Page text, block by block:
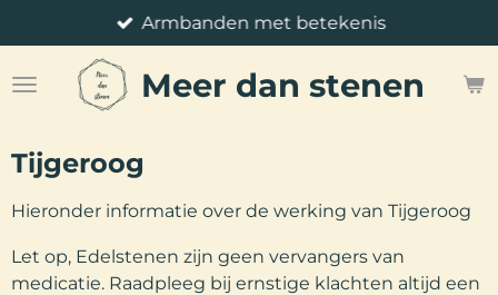
direct
naar
Meer dan stenen
Armbanden met betekenis
Tijgeroog
Hieronder informatie over de werking van Tijgeroog
Let op, Edelstenen zijn geen vervangers van
medicatie. Raadpleeg bij ernstige klachten altijd een